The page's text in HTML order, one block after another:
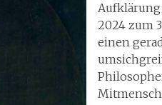
2024 zum
einen